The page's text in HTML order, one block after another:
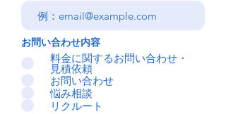
お問い合わせ内容
料金に関するお問い合わせ・
見積依頼
お問い合わせ
悩み相談
リクルート